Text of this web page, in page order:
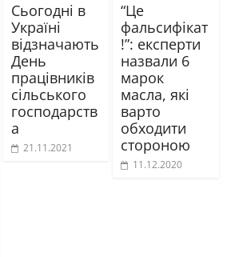
Сьогодні в
Україні
відзначають
День
працівників
сільського
господарств
а
21.11.2021
“Це
фальсифікат
!”: експерти
назвали 6
марок
масла, які
варто
обходити
стороною
11.12.2020